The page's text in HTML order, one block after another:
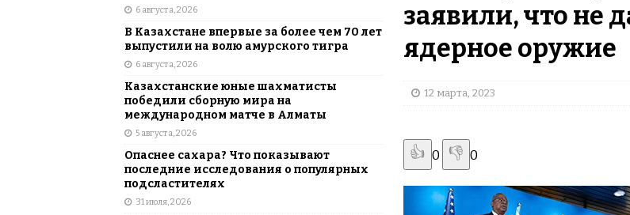
подсластителях
[ 31 июля, 2026 ] Астана vs Алматы: два города Казахстана. Где жить выгоднее?
АЗИЯ
[ 6 августа, 2026 ] Astana Comic Con 2026: столица превратится в центр поп-культуры Казахстана
КАЗАХСТАН
заявили, что не
ядерное оружие
12 марта, 2023
👍 0 👎 0
6 августа, 2026
В Казахстане впервые за более чем 70 лет
выпустили на волю амурского тигра
6 августа, 2026
Казахстанские юные шахматисты
победили сборную мира на
международном матче в Алматы
5 августа, 2026
Опаснее сахара? Что показывают
последние исследования о популярных
подсластителях
31 июля, 2026